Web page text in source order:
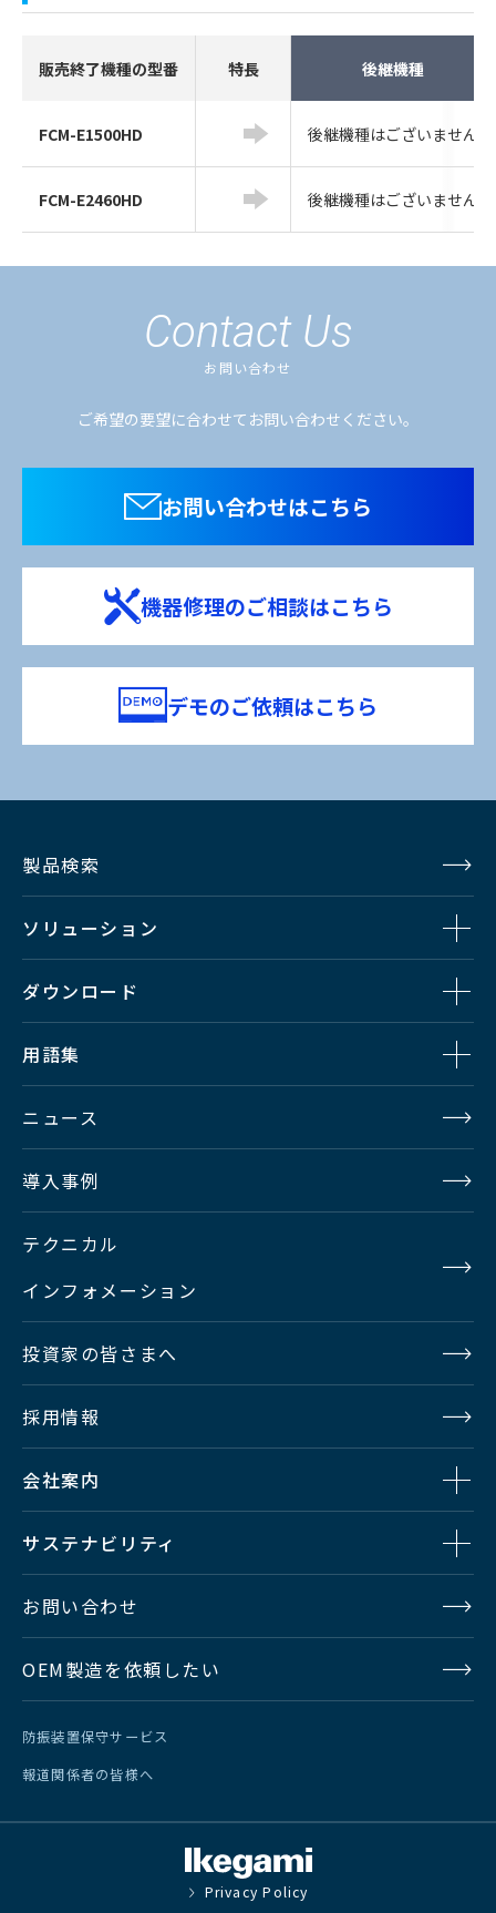
販売終了機種の型番 特長 後継機種
FCM-E1500HD 後継機種はございません
FCM-E2460HD 後継機種はございません
Contact Us
お問い合わせ
ご希望の要望に合わせてお問い合わせください。
お問い合わせはこちら
機器修理のご相談はこちら
デモのご依頼はこちら
製品検索
ソリューション
ダウンロード
用語集
ニュース
導入事例
テクニカル
インフォメーション
投資家の皆さまへ
採用情報
会社案内
サステナビリティ
お問い合わせ
OEM製造を依頼したい
防振装置保守サービス
報道関係者の皆様へ
Privacy Policy